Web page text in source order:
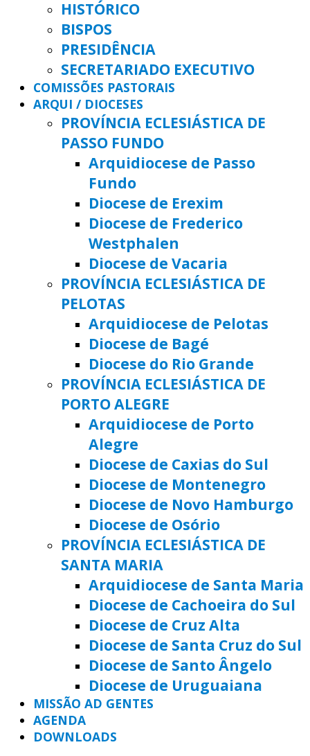
HISTÓRICO
BISPOS
PRESIDÊNCIA
SECRETARIADO EXECUTIVO
COMISSÕES PASTORAIS
ARQUI / DIOCESES
PROVÍNCIA ECLESIÁSTICA DE
PASSO FUNDO
Arquidiocese de Passo
Fundo
Diocese de Erexim
Diocese de Frederico
Westphalen
Diocese de Vacaria
PROVÍNCIA ECLESIÁSTICA DE
PELOTAS
Arquidiocese de Pelotas
Diocese de Bagé
Diocese do Rio Grande
PROVÍNCIA ECLESIÁSTICA DE
PORTO ALEGRE
Arquidiocese de Porto
Alegre
Diocese de Caxias do Sul
Diocese de Montenegro
Diocese de Novo Hamburgo
Diocese de Osório
PROVÍNCIA ECLESIÁSTICA DE
SANTA MARIA
Arquidiocese de Santa Maria
Diocese de Cachoeira do Sul
Diocese de Cruz Alta
Diocese de Santa Cruz do Sul
Diocese de Santo Ângelo
Diocese de Uruguaiana
MISSÃO AD GENTES
AGENDA
DOWNLOADS